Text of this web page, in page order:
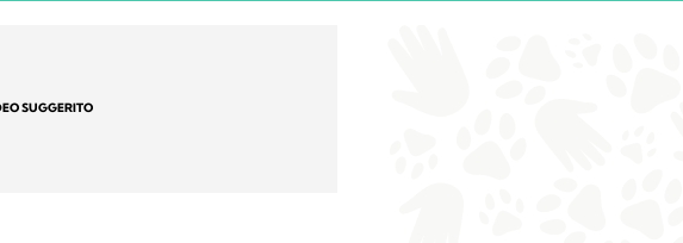
SUGGERITO